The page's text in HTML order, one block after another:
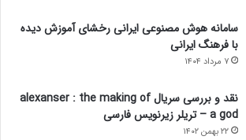
سامانه هوش مصنوعی ایرانی رخشای آموزش دیده
با فرهنگ ایرانی
۷ مرداد ۱۴۰۴
نقد و بررسی سریال alexanser : the making of
a god – تریلر زیرنویس فارسی
۲۲ بهمن ۱۴۰۲